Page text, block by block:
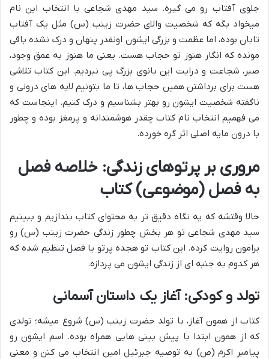
جلوی آفتاب رو می گیره. سید مهدی شجاعی با انتخاب این نام
میخواد بگه که شخصیت والای حضرت زینب (س) مثل یک آفتاب
تابان بوده، اما عظمت و بزرگی ایشون اونقدر پنهان و درک نشده باقی
مونده که انگار هنوز تو حجاب هست. یعنی ما هنوز به عمق وجود،
صبر، شجاعت و درایت این بانوی بزرگ پی نبردیم. این کتاب تلاشی
هست برای برداشتن همین حجاب ها، تا ما بتونیم لایه های درونی و
ناگفته شخصیت ایشون رو بهتر بشناسیم و درک کنیم. اینجاست که
می فهمیم انتخاب نام کتاب چقدر هوشمندانه و پرمغز بوده و چطور
با درون مایه اصلی اثر گره خورده.
مروری بر پرتوهای زندگی: خلاصه فصل
به فصل (موضوعی) کتاب
حالا وقتشه که یه نگاه دقیق تر به محتوای کتاب بندازیم و ببینیم
سید مهدی شجاعی تو هر بخش چطور زندگی حضرت زینب (س) رو
برامون روایت کرده. این کتاب تو هجده پرتو یا فصل تنظیم شده که
هر کدوم به جنبه ای از زندگی ایشون می پردازه.
تولد و کودکی: آغاز یک داستان آسمانی
کتاب از همون آغاز، با تولد حضرت زینب (س) شروع میشه؛ تولدی
که از همون ابتدا با پیش بینی هایی همراه بوده. اسم ایشون رو
پیامبر اکرم (ص) به توصیه جبرئیل امین انتخاب می کنن و معنی